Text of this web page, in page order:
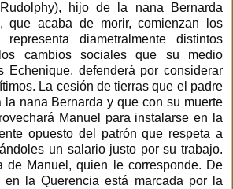
hijo de la nana Bernarda
que acaba de morir, comienzan los
diametralmente distintos
cambios sociales que su medio
Echenique, defenderá por considerar
La cesión de tierras que el padre
nana Bernarda y que con su muerte
Manuel para instalarse en la
opuesto del patrón que respeta a
un salario justo por su trabajo.
de Manuel, quien le corresponde. De
la Querencia está marcada por la